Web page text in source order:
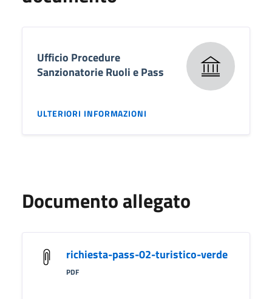
Ufficio Procedure
Sanzionatorie Ruoli e Pass
ULTERIORI INFORMAZIONI
Documento allegato
richiesta-pass-02-turistico-verde
PDF